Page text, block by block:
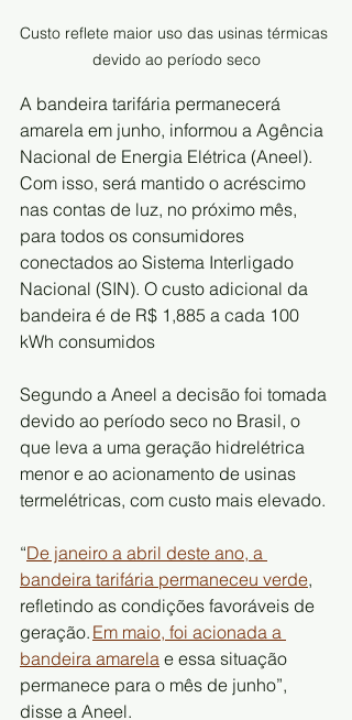
Custo reflete maior uso das usinas térmicas
devido ao período seco
A bandeira tarifária permanecerá
amarela em junho, informou a Agência
Nacional de Energia Elétrica (Aneel).
Com isso, será mantido o acréscimo
nas contas de luz, no próximo mês,
para todos os consumidores
conectados ao Sistema Interligado
Nacional (SIN). O custo adicional da
bandeira é de R$ 1,885 a cada 100
kWh consumidos
Segundo a Aneel a decisão foi tomada
devido ao período seco no Brasil, o
que leva a uma geração hidrelétrica
menor e ao acionamento de usinas
termelétricas, com custo mais elevado.
“De janeiro a abril deste ano, a
bandeira tarifária permaneceu verde,
refletindo as condições favoráveis de
geração. Em maio, foi acionada a
bandeira amarela e essa situação
permanece para o mês de junho”,
disse a Aneel.